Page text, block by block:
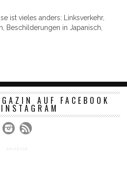
ist vieles anders: Linksverkehr,
Beschilderungen in Japanisch,
AUF FACEBOOK
ANZEIGE